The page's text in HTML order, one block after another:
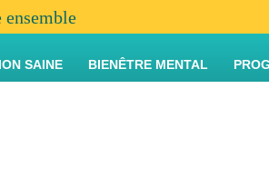
SAINE BIENÊTRE MENTAL